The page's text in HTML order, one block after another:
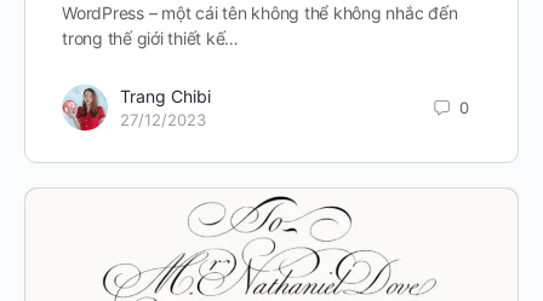
WordPress – một cái tên không thể không nhắc đến
trong thế giới thiết kế…
Trang Chibi
27/12/2023
0